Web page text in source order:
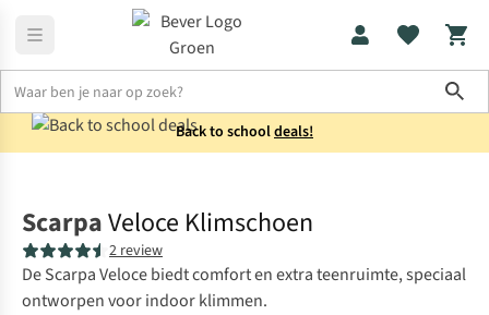
Back to schooldeals!
ScarpaVeloce Klimschoen
2 review
De Scarpa Veloce biedt comfort en extra teenruimte, speciaal
ontworpen voor indoor klimmen.